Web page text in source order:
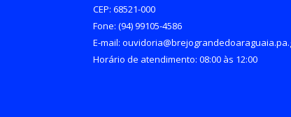
CEP: 68521-000
Fone: (94) 99105-4586
E-mail:
Horário de atendimento: 08:00 às 12:00